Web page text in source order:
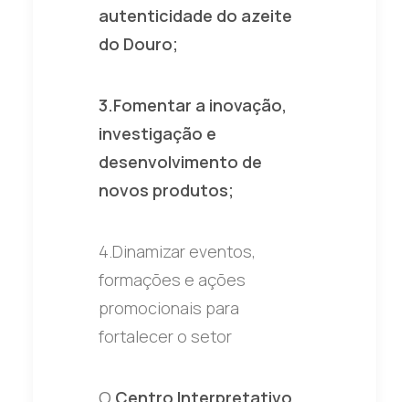
autenticidade do azeite
do Douro;
3.Fomentar a inovação,
investigação e
desenvolvimento de
novos produtos;
4.Dinamizar eventos,
formações e ações
promocionais para
fortalecer o setor
O Centro Interpretativo